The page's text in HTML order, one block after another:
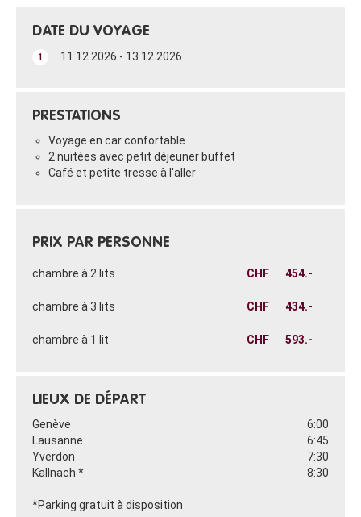
DATE DU VOYAGE
1 11.12.2026 - 13.12.2026
PRESTATIONS
Voyage en car confortable
2 nuitées avec petit déjeuner buffet
Café et petite tresse à l'aller
PRIX PAR PERSONNE
chambre à 2 lits CHF 454.-
chambre à 3 lits CHF 434.-
chambre à 1 lit CHF 593.-
LIEUX DE DÉPART
Genève
6:00
Lausanne
6:45
Yverdon
7:30
Kallnach *
8:30
*Parking gratuit à disposition